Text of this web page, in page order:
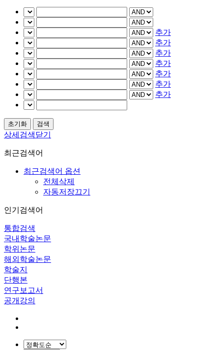
추가
추가
추가
추가
추가
추가
추가
상세검색닫기
최근검색어
최근검색어 옵션
전체삭제
자동저장끄기
인기검색어
통합검색
국내학술논문
학위논문
해외학술논문
학술지
단행본
연구보고서
공개강의